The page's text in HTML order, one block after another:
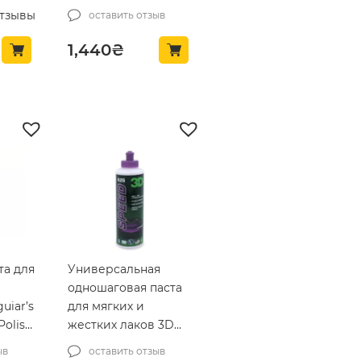
Ccompound 500 мл
(400OZ16)
оставить отзыв
1,440₴
для
Универсальная
одношаговая паста
для мягких и
жестких лаков 3D
HD 425 Speed All-In-
оставить отзыв